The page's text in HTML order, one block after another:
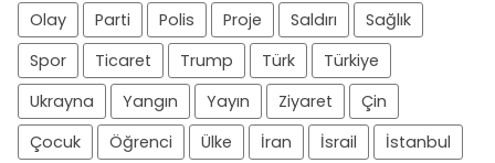
Olay
Parti Polis Proje Saldırı
Sağlık
Spor
Ticaret Trump Türk
Türkiye
Ukrayna
Yangın Yayın Ziyaret
Çin
Çocuk
Öğrenci Ülke İran İsrail İstanbul